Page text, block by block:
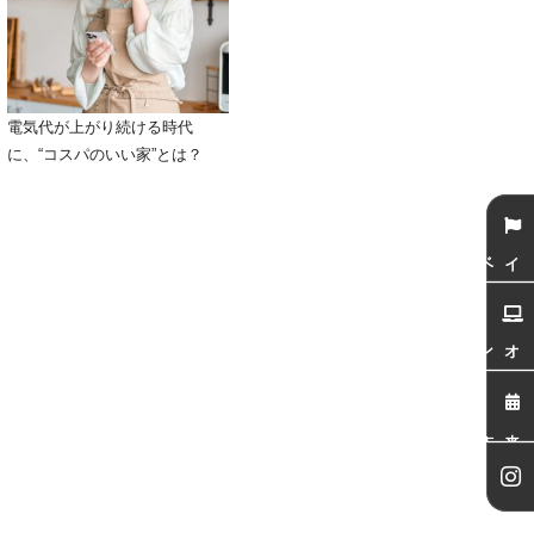
電気代が上がり続ける時代
に、“コスパのいい家”とは？